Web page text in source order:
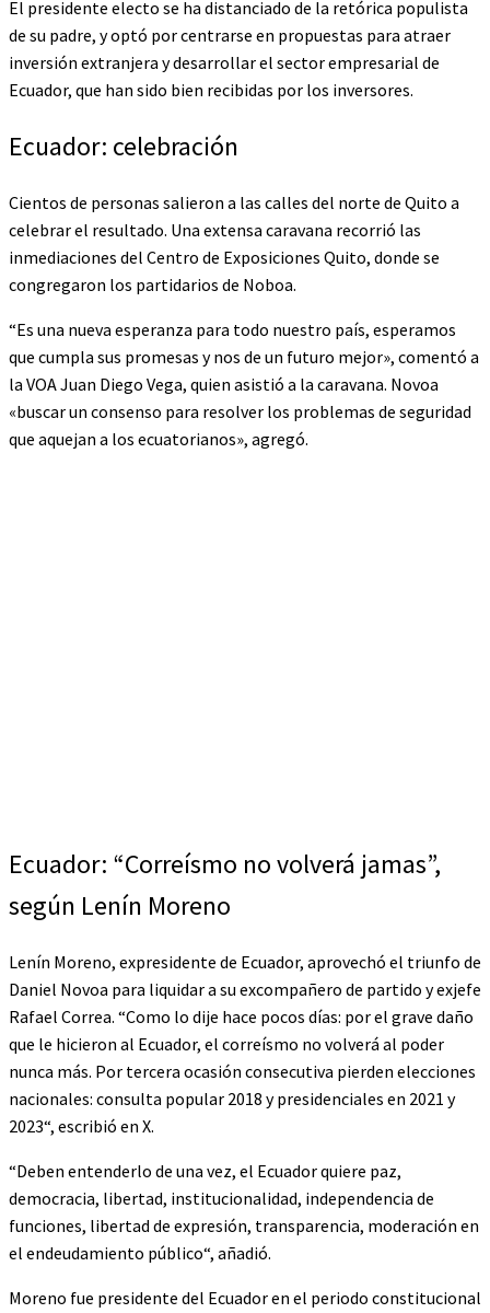
El presidente electo se ha distanciado de la retórica populista
de su padre, y optó por centrarse en propuestas para atraer
inversión extranjera y desarrollar el sector empresarial de
Ecuador, que han sido bien recibidas por los inversores.
Ecuador: celebración
Cientos de personas salieron a las calles del norte de Quito a
celebrar el resultado. Una extensa caravana recorrió las
inmediaciones del Centro de Exposiciones Quito, donde se
congregaron los partidarios de Noboa.
“Es una nueva esperanza para todo nuestro país, esperamos
que cumpla sus promesas y nos de un futuro mejor», comentó a
la VOA Juan Diego Vega, quien asistió a la caravana. Novoa
«buscar un consenso para resolver los problemas de seguridad
que aquejan a los ecuatorianos», agregó.
Ecuador: “Correísmo no volverá jamas”,
según Lenín Moreno
Lenín Moreno, expresidente de Ecuador, aprovechó el triunfo de
Daniel Novoa para liquidar a su excompañero de partido y exjefe
Rafael Correa. “Como lo dije hace pocos días: por el grave daño
que le hicieron al Ecuador, el correísmo no volverá al poder
nunca más. Por tercera ocasión consecutiva pierden elecciones
nacionales: consulta popular 2018 y presidenciales en 2021 y
2023“, escribió en X.
“Deben entenderlo de una vez, el Ecuador quiere paz,
democracia, libertad, institucionalidad, independencia de
funciones, libertad de expresión, transparencia, moderación en
el endeudamiento público“, añadió.
Moreno fue presidente del Ecuador en el periodo constitucional